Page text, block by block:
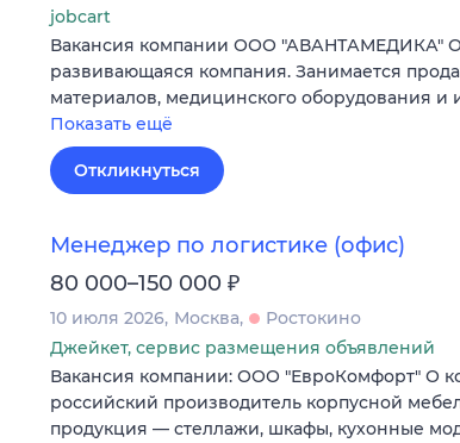
jobcart
Вакансия компании ООО
развивающаяся компания. Занимается
материалов, медицинского оборудования и
Показать ещё
Откликнуться
Менеджер по логистике (офис)
80 000–150 000 ₽
10 июля 2026 Москва
Ростокино
Джейкет, сервис размещения объявлений
Вакансия компании: ООО "ЕвроКомфорт" О
российский производитель корпусной
продукция — стеллажи, шкафы, кухонные